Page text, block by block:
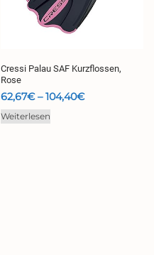
Cressi Palau SAF Kurzflossen,
Rose
62,67€ –104,40€Preisspanne:
Weiterlesen